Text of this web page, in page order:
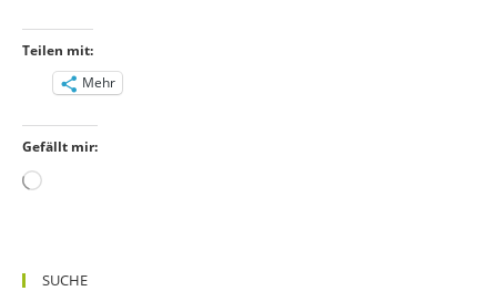
Teilen mit:
Mehr
Gefällt mir:
Wird
SUCHE